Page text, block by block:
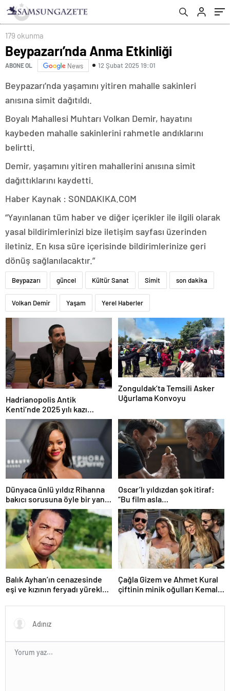
179 okunma
Beypazarı’nda Anma Etkinliği
ABONE OL News 12 Şubat 2025 19:01
Beypazarı’nda yaşamını yitiren mahalle sakinleri
anısına simit dağıtıldı.
Boyalı Mahallesi Muhtarı Volkan Demir, hayatını
kaybeden mahalle sakinlerini rahmetle andıklarını
belirtti.
Demir, yaşamını yitiren mahallerini anısına simit
dağıttıklarını kaydetti.
Haber Kaynak : SONDAKIKA.COM
“Yayınlanan tüm haber ve diğer içerikler ile ilgili olarak
yasal bildirimlerinizi bize iletişim sayfası üzerinden
iletiniz. En kısa süre içerisinde bildirimlerinize geri
dönüş sağlanılacaktır.”
Beypazarı güncel Kültür Sanat Simit son dakika
Volkan Demir Yaşam Yerel Haberler
Hadrianopolis Antik
Kenti’nde 2025 yılı kazı
sezonu başladı
Zonguldak’ta Temsili Asker
Uğurlama Konvoyu
Dünyaca ünlü yıldız Rihanna
bakıcı sorusuna öyle bir yanıt
verdi ki! “35 yıl boyunca…”
Oscar’lı yıldızdan şok itiraf:
“Bu film asla
yayınlanmamalıydı!”
Balık Ayhan’ın cenazesinde
eşi ve kızının feryadı yürekleri
yanıyor!”
Çağla Gizem ve Ahmet Kural
çiftinin minik oğulları Kemal, 1
gününden kareler!